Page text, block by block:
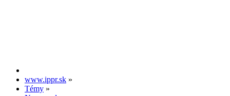
www.ippr.sk »
Témy »